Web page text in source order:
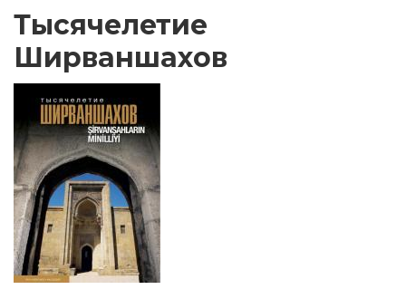
Тысячелетие
Ширваншахов